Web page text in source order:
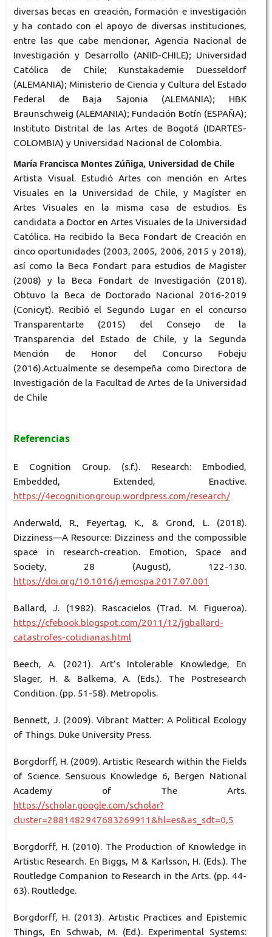
diversas becas en creación, formación e investigación
y ha contado con el apoyo de diversas instituciones,
entre las que cabe mencionar, Agencia Nacional de
Investigación y Desarrollo (ANID-CHILE); Universidad
Católica de Chile; Kunstakademie Duesseldorf
(ALEMANIA); Ministerio de Ciencia y Cultura del Estado
Federal de Baja Sajonia (ALEMANIA); HBK
Braunschweig (ALEMANIA); Fundación Botín (ESPAÑA);
Instituto Distrital de las Artes de Bogotá (IDARTES-
COLOMBIA) y Universidad Nacional de Colombia.
María Francisca Montes Zúñiga, Universidad de Chile
Artista Visual. Estudió Artes con mención en Artes
Visuales en la Universidad de Chile, y Magíster en
Artes Visuales en la misma casa de estudios. Es
candidata a Doctor en Artes Visuales de la Universidad
Católica. Ha recibido la Beca Fondart de Creación en
cinco oportunidades (2003, 2005, 2006, 2015 y 2018),
así como la Beca Fondart para estudios de Magister
(2008) y la Beca Fondart de Investigación (2018).
Obtuvo la Beca de Doctorado Nacional 2016-2019
(Conicyt). Recibió el Segundo Lugar en el concurso
Transparentarte (2015) del Consejo de la
Transparencia del Estado de Chile, y la Segunda
Mención de Honor del Concurso Fobeju
(2016).Actualmente se desempeña como Directora de
Investigación de la Facultad de Artes de la Universidad
de Chile
Referencias
E Cognition Group. (s.f.). Research: Embodied,
Embedded, Extended, Enactive.
https://4ecognitiongroup.wordpress.com/research/
Anderwald, R., Feyertag, K., & Grond, L. (2018).
Dizziness—A Resource: Dizziness and the compossible
space in research-creation. Emotion, Space and
Society, 28 (August), 122-130.
https://doi.org/10.1016/j.emospa.2017.07.001
Ballard, J. (1982). Rascacielos (Trad. M. Figueroa).
https://cfebook.blogspot.com/2011/12/jgballard-
catastrofes-cotidianas.html
Beech, A. (2021). Art’s Intolerable Knowledge, En
Slager, H. & Balkema, A. (Eds.). The Postresearch
Condition. (pp. 51-58). Metropolis.
Bennett, J. (2009). Vibrant Matter: A Political Ecology
of Things. Duke University Press.
Borgdorff, H. (2009). Artistic Research within the Fields
of Science. Sensuous Knowledge 6, Bergen National
Academy of The Arts.
https://scholar.google.com/scholar?
cluster=2881482947683269911&hl=es&as_sdt=0,5
Borgdorff, H. (2010). The Production of Knowledge in
Artistic Research. En Biggs, M & Karlsson, H. (Eds.). The
Routledge Companion to Research in the Arts. (pp. 44-
63). Routledge.
Borgdorff, H. (2013). Artistic Practices and Epistemic
Things, En Schwab, M. (Ed.). Experimental Systems: